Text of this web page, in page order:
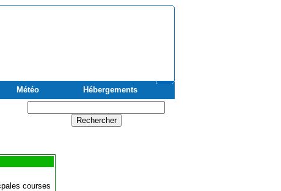
Météo Hébergements
courses